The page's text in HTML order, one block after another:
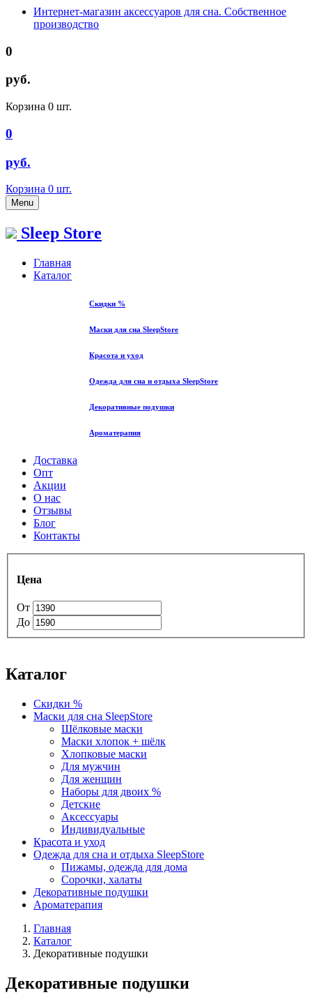
Интернет-магазин аксессуаров для сна. Собственное
производство
0
руб.
Корзина 0 шт.
0
руб.
Корзина 0 шт.
Menu
Sleep Store
Главная
Каталог
Скидки %
Маски для сна SleepStore
Красота и уход
Одежда для сна и отдыха SleepStore
Декоративные подушки
Ароматерапия
Доставка
Опт
Акции
О нас
Отзывы
Блог
Контакты
Цена
От
До
Каталог
Скидки %
Маски для сна SleepStore
Шёлковые маски
Маски хлопок + шёлк
Хлопковые маски
Для мужчин
Для женщин
Наборы для двоих %
Детские
Аксессуары
Индивидуальные
Красота и уход
Одежда для сна и отдыха SleepStore
Пижамы, одежда для дома
Сорочки, халаты
Декоративные подушки
Ароматерапия
Главная
Каталог
Декоративные подушки
Декоративные подушки